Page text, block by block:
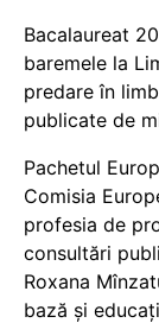
Bacalaureat
baremele la
predare în
publicate de
Pachetul
Comisia
profesia de
consultări
Roxana
bază și